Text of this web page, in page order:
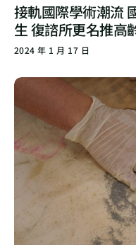
接軌國際學術潮流
生 復諮所更名推高
2024 年 1 月 17 日